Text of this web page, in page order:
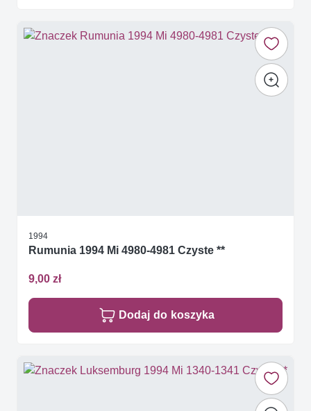
1994
Rumunia 1994 Mi 4980-4981 Czyste **
9,00 zł
Dodaj do koszyka